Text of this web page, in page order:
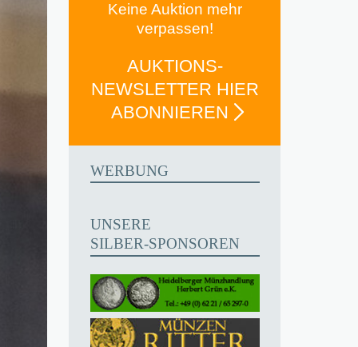
Keine Auktion mehr
verpassen!
AUKTIONS-
NEWSLETTER HIER
ABONNIEREN
WERBUNG
UNSERE
SILBER-SPONSOREN